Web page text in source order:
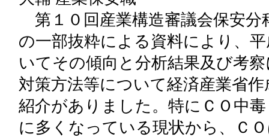
第１０回産業構造審議会保安分
の一部抜粋による資料により、
いてその傾向と分析結果及び考
対策方法等について経済産業省
紹介がありました。特にＣＯ中
に多くなっている現状から、Ｃ